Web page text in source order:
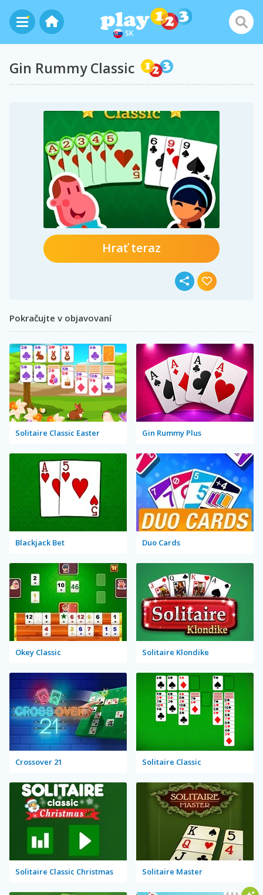
SK
Gin Rummy Classic
Hrať teraz
Pokračujte v objavovaní
Solitaire Classic Easter Gin Rummy Plus
Blackjack Bet Duo Cards
Okey Classic Solitaire Klondike
Crossover 21 Solitaire Classic
Solitaire Classic Christmas Solitaire Master